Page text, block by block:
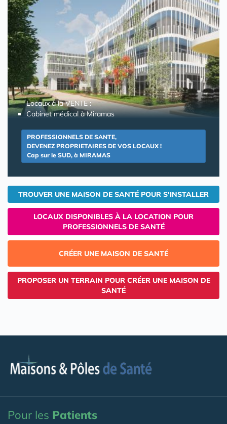
Locaux à la VENTE :
Cabinet médical à Miramas
PROFESSIONNELS DE SANTE,
DEVENEZ PROPRIETAIRES DE VOS LOCAUX !
Cap sur le SUD, à MIRAMAS
TROUVER UNE MAISON DE SANTÉ POUR S'INSTALLER
LOCAUX DISPONIBLES À LA LOCATION POUR
PROFESSIONNELS DE SANTÉ
CRÉER UNE MAISON DE SANTÉ
PROPOSER UN TERRAIN POUR CRÉER UNE MAISON DE
SANTÉ
Pour les Patients